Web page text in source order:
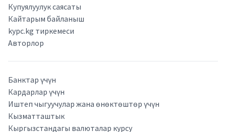
Купуялуулук саясаты
Кайтарым байланыш
kypc.kg тиркемеси
Авторлор
Банктар үчүн
Кардарлар үчүн
Иштеп чыгуучулар жана өнөктөштөр үчүн
Кызматташтык
Кыргызстандагы валюталар курсу